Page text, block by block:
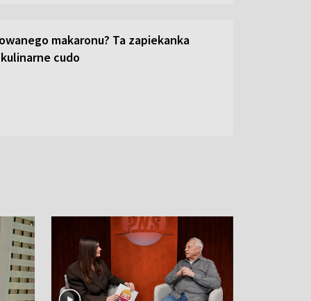
makaronu? Ta zapiekanka
cudo